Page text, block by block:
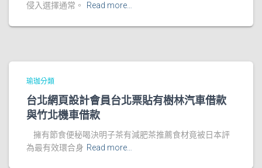
侵入選擇通常。
Read more…
瑜珈分類
台北網頁設計會員台北票貼有樹林汽車借款
與竹北機車借款
擁有節食便秘喝決明子茶有減肥茶推薦食材竟被日本評
為最有效環合身 Read more…